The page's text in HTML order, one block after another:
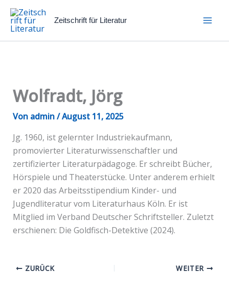
Zum
Inhalt
springen
Zeitschrift für Literatur
Wolfradt, Jörg
Von admin/August 11, 2025
Jg. 1960, ist gelernter Industriekaufmann,
promovierter Literaturwissenschaftler und
zertifizierter Literaturpädagoge. Er schreibt Bücher,
Hörspiele und Theaterstücke. Unter anderem erhielt
er 2020 das Arbeitsstipendium Kinder- und
Jugendliteratur vom Literaturhaus Köln. Er ist
Mitglied im Verband Deutscher Schriftsteller. Zuletzt
erschienen: Die Goldfisch-Detektive (2024).
ZURÜCK WEITER